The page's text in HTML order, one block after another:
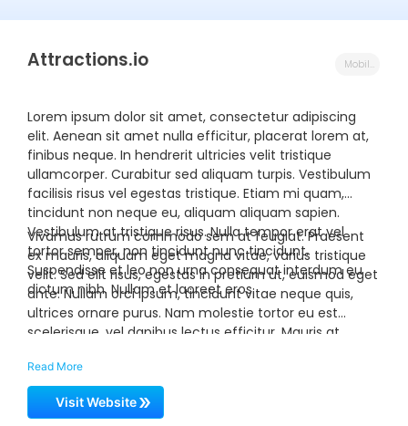
Attractions.io Mobile Innovation Partner
Lorem ipsum dolor sit amet, consectetur adipiscing
elit. Aenean sit amet nulla efficitur, placerat lorem at,
finibus neque. In hendrerit ultricies velit tristique
ullamcorper. Curabitur sed aliquam turpis. Vestibulum
facilisis risus vel egestas tristique. Etiam mi quam,
tincidunt non neque eu, aliquam aliquam sapien.
Vestibulum at tristique risus. Nulla tempor erat vel
tortor semper, non tincidunt nunc tincidunt.
Suspendisse et leo non urna consequat interdum eu
dictum nibh. Nullam et laoreet eros.
Vivamus rutrum commodo sem at feugiat. Praesent
ex mauris, aliquam eget magna vitae, varius tristique
velit. Sed elit risus, egestas in pretium ut, euismod eget
ante. Nullam orci ipsum, tincidunt vitae neque quis,
ultrices ornare purus. Nam molestie tortor eu est
scelerisque, vel dapibus lectus efficitur. Mauris at
eu vehicula nisl molestie. Phasellus pulvinar, ante sed
lobortis eleifend, nunc arcu efficitur lectus, sed
rhoncus elit sapien at nulla. Ut iaculis nulla velit, ut
Read More
Visit Website